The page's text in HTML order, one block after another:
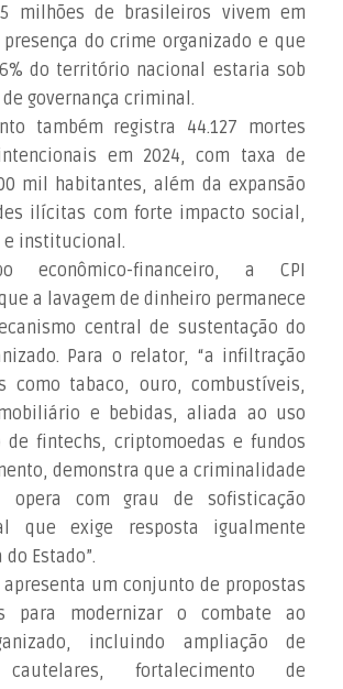
milhões de brasileiros vivem em
do crime organizado e que
do território nacional estaria sob
governança criminal.
também registra 44.127 mortes
em 2024, com taxa de
mil habitantes, além da expansão
ilícitas com forte impacto social,
e institucional.
econômico-financeiro, a CPI
a lavagem de dinheiro permanece
central de sustentação do
Para o relator, “a infiltração
como tabaco, ouro, combustíveis,
e bebidas, aliada ao uso
de fintechs, criptomoedas e fundos
demonstra que a criminalidade
opera com grau de sofisticação
que exige resposta igualmente
Estado”.
um conjunto de propostas
para modernizar o combate ao
incluindo ampliação de
cautelares, fortalecimento de